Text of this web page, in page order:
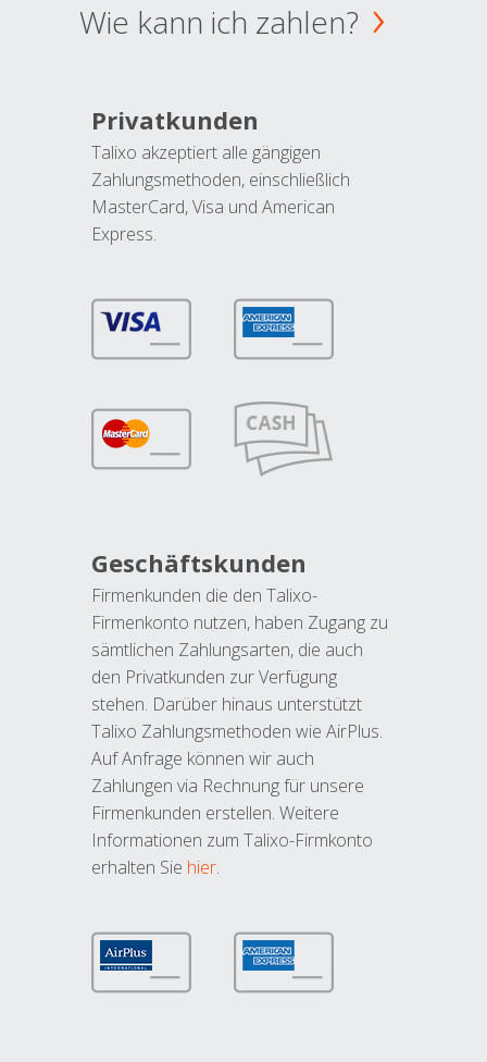
Wie kann ich zahlen?
Privatkunden
Talixo akzeptiert alle gängigen
Zahlungsmethoden, einschließlich
MasterCard, Visa und American
Express.
Geschäftskunden
Firmenkunden die den Talixo-
Firmenkonto nutzen, haben Zugang zu
sämtlichen Zahlungsarten, die auch
den Privatkunden zur Verfügung
stehen. Darüber hinaus unterstützt
Talixo Zahlungsmethoden wie AirPlus.
Auf Anfrage können wir auch
Zahlungen via Rechnung für unsere
Firmenkunden erstellen. Weitere
Informationen zum Talixo-Firmkonto
erhalten Sie hier.